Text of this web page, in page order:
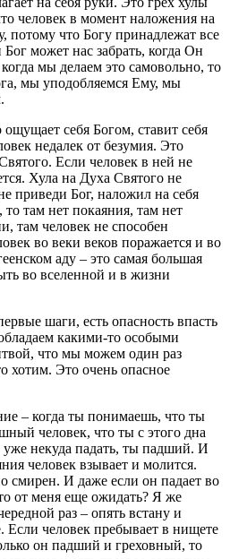
человек в момент наложения на
потому что Богу принадлежат все
может нас забрать, когда Он
мы делаем это самовольно, то
мы уподобляемся Ему, мы
себя Богом, ставит себя
недалек от безумия. Это
Если человек в ней не
Хула на Духа Святого не
приведи Бог, наложил на себя
там нет покаяния, там нет
там человек не способен
во веки веков поражается и во
аду – это самая большая
во вселенной и в жизни
шаги, есть опасность впасть
какими-то особыми
что мы можем один раз
хотим. Это очень опасное
– когда ты понимаешь, что ты
человек, что ты с этого дна
уже некуда падать, ты падший. И
человек взывает и молится.
смирен. И даже если он падает во
от меня еще ожидать? Я же
раз – опять встану и
человек пребывает в нищете
он падший и греховный, то